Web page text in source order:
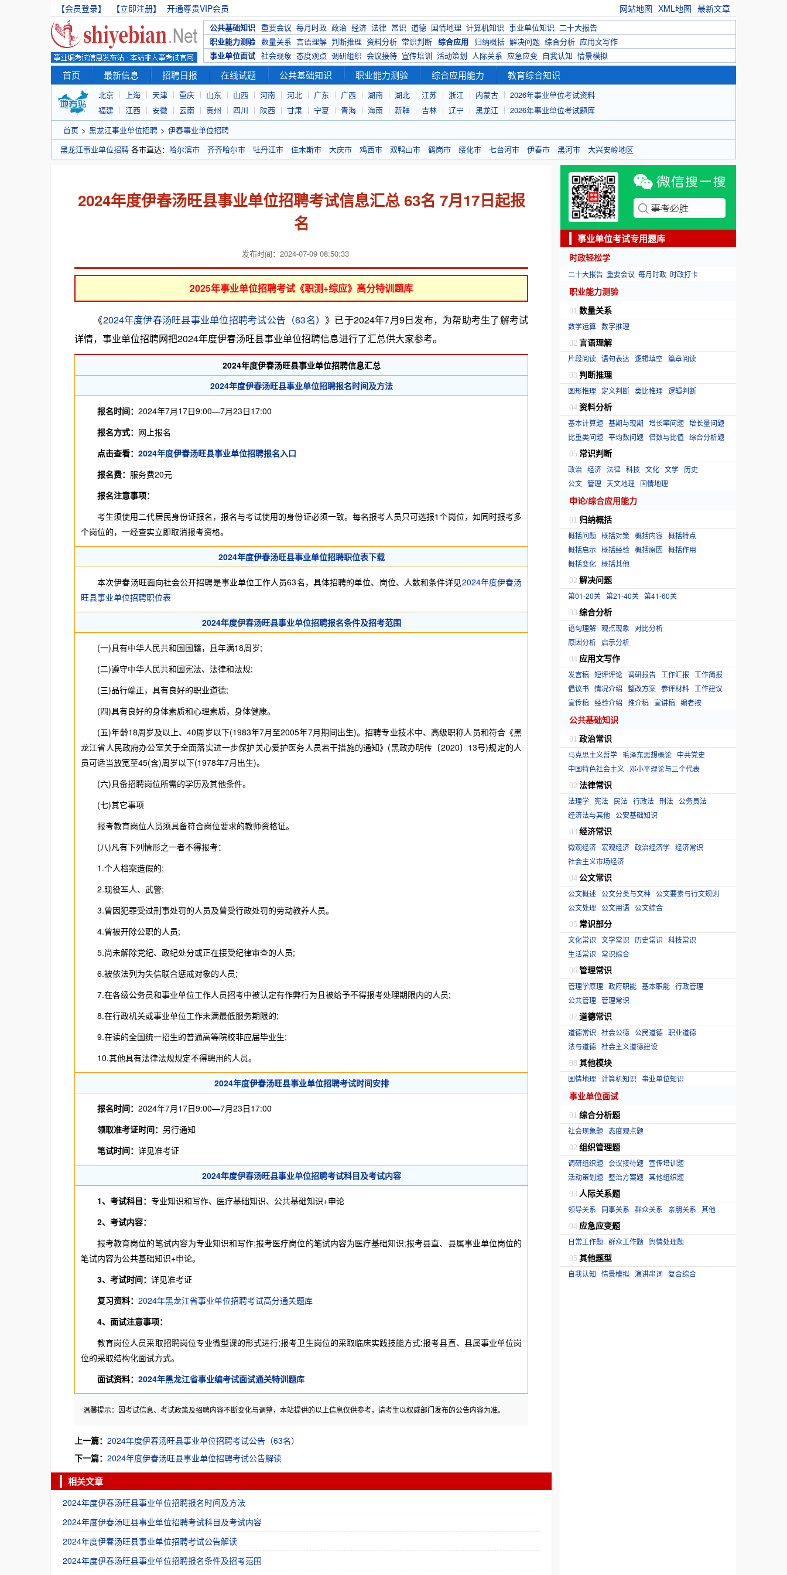
【会员登录】 【立即注册】 开通尊贵VIP会员 网站地图 XML地图 最新文章
公共基础知识 重要会议 每月时政 政治 经济 法律 常识 道德 国情地理 计算机知识 事业单位知识 二十大报告
职业能力测验 数量关系 言语理解 判断推理 资料分析 常识判断 综合应用 归纳概括 解决问题 综合分析 应用文写作
事业单位面试 社会现象 态度观点 调研组织 会议接待 宣传培训 活动策划 人际关系 应急应变 自我认知 情景模拟
首页 最新信息 招聘日报 在线试题 公共基础知识 职业能力测验 综合应用能力 教育综合知识
北京 上海 天津 重庆 山东 山西 河南 河北 广东 广西 湖南 湖北 江苏 浙江 内蒙古
2026年事业单位考试资料
福建
江西 安徽 云南 贵州 四川 陕西 甘肃 宁夏 青海 海南 新疆 吉林 辽宁 黑龙江
2026年事业单位考试题库
首页 > 黑龙江事业单位招聘 > 伊春事业单位招聘
黑龙江事业单位招聘 各市直达： 哈尔滨市 齐齐哈尔市 牡丹江市 佳木斯市 大庆市 鸡西市 双鸭山市 鹤岗市 绥化市 七台河市 伊春市 黑河市 大兴安岭地区
2024年度伊春汤旺县事业单位招聘考试信息汇总 63名 7月17日起报
名
发布时间：2024-07-09 08:50:33
2025年事业单位招聘考试《职测+综应》高分特训题库
《2024年度伊春汤旺县事业单位招聘考试公告（63名）》已于2024年7月9日发布，为帮助考生了解考试
详情，事业单位招聘网把2024年度伊春汤旺县事业单位招聘信息进行了汇总供大家参考。
2024年度伊春汤旺县事业单位招聘信息汇总
2024年度伊春汤旺县事业单位招聘报名时间及方法
报名时间： 2024年7月17日9:00—7月23日17:00
报名方式： 网上报名
点击查看： 2024年度伊春汤旺县事业单位招聘报名入口
报名费： 服务费20元
报名注意事项：
考生须使用二代居民身份证报名，报名与考试使用的身份证必须一致。每名报考人员只可选报1个岗位，如同时报考多
个岗位的，一经查实立即取消报考资格。
2024年度伊春汤旺县事业单位招聘职位表下载
本次伊春汤旺面向社会公开招聘是事业单位工作人员63名，具体招聘的单位、岗位、人数和条件详见2024年度伊春汤
旺县事业单位招聘职位表
2024年度伊春汤旺县事业单位招聘报名条件及招考范围
(一)具有中华人民共和国国籍，且年满18周岁;
(二)遵守中华人民共和国宪法、法律和法规;
(三)品行端正，具有良好的职业道德;
(四)具有良好的身体素质和心理素质，身体健康。
(五)年龄18周岁及以上、40周岁以下(1983年7月至2005年7月期间出生)。招聘专业技术中、高级职称人员和符合《黑
龙江省人民政府办公室关于全面落实进一步保护关心爱护医务人员若干措施的通知》(黑政办明传〔2020〕13号)规定的人
员可适当放宽至45(含)周岁以下(1978年7月出生)。
(六)具备招聘岗位所需的学历及其他条件。
(七)其它事项
报考教育岗位人员须具备符合岗位要求的教师资格证。
(八)凡有下列情形之一者不得报考：
1.个人档案造假的;
2.现役军人、武警;
3.曾因犯罪受过刑事处罚的人员及曾受行政处罚的劳动教养人员。
4.曾被开除公职的人员;
5.尚未解除党纪、政纪处分或正在接受纪律审查的人员;
6.被依法列为失信联合惩戒对象的人员;
7.在各级公务员和事业单位工作人员招考中被认定有作弊行为且被给予不得报考处理期限内的人员;
8.在行政机关或事业单位工作未满最低服务期限的;
9.在读的全国统一招生的普通高等院校非应届毕业生;
10.其他具有法律法规规定不得聘用的人员。
2024年度伊春汤旺县事业单位招聘考试时间安排
报名时间： 2024年7月17日9:00—7月23日17:00
领取准考证时间： 另行通知
笔试时间： 详见准考证
2024年度伊春汤旺县事业单位招聘考试科目及考试内容
1、考试科目： 专业知识和写作、医疗基础知识、公共基础知识+申论
2、考试内容：
报考教育岗位的笔试内容为专业知识和写作;报考医疗岗位的笔试内容为医疗基础知识;报考县直、县属事业单位岗位的
笔试内容为公共基础知识+申论。
3、考试时间： 详见准考证
复习资料： 2024年黑龙江省事业单位招聘考试高分通关题库
4、面试注意事项：
教育岗位人员采取招聘岗位专业微型课的形式进行;报考卫生岗位的采取临床实践技能方式;报考县直、县属事业单位岗
位的采取结构化面试方式。
面试资料： 2024年黑龙江省事业编考试面试通关特训题库
温馨提示：因考试信息、考试政策及招聘内容不断变化与调整，本站提供的以上信息仅供参考，请考生以权威部门发布的公告内容为准。
上一篇： 2024年度伊春汤旺县事业单位招聘考试公告（63名）
下一篇： 2024年度伊春汤旺县事业单位招聘考试公告解读
相关文章
2024年度伊春汤旺县事业单位招聘报名时间及方法
2024年度伊春汤旺县事业单位招聘考试科目及考试内容
2024年度伊春汤旺县事业单位招聘考试公告解读
2024年度伊春汤旺县事业单位招聘报名条件及招考范围
事业单位考试专用题库
时政轻松学
二十大报告 重要会议 每月时政 时政打卡
职业能力测验
01 数量关系
数学运算 数字推理
02 言语理解
片段阅读 语句表达 逻辑填空 篇章阅读
03 判断推理
图形推理 定义判断 类比推理 逻辑判断
04 资料分析
基本计算题 基期与现期 增长率问题 增长量问题
比重类问题 平均数问题 倍数与比值 综合分析题
05 常识判断
政治 经济 法律 科技 文化 文学 历史
公文 管理 天文地理 国情地理
申论/综合应用能力
01 归纳概括
概括问题 概括对策 概括内容 概括特点
概括启示 概括经验 概括原因 概括作用
概括变化 概括其他
02 解决问题
第01-20关 第21-40关 第41-60关
03 综合分析
语句理解 观点现象 对比分析
原因分析 启示分析
04 应用文写作
发言稿 短评评论 调研报告 工作汇报
工作简报
倡议书 情况介绍 整改方案 参评材料 工作建议
宣传稿 经验介绍 推介稿 宣讲稿 编者按
公共基础知识
01 政治常识
马克思主义哲学 毛泽东思想概论 中共党史
中国特色社会主义 邓小平理论与三个代表
02 法律常识
法理学 宪法 民法 行政法 刑法 公务员法
经济法与其他 公安基础知识
03 经济常识
微观经济 宏观经济 政治经济学 经济常识
社会主义市场经济
04 公文常识
公文概述 公文分类与文种 公文要素与行文规则
公文处理 公文用语 公文综合
05 常识部分
文化常识 文学常识 历史常识 科技常识
生活常识
常识综合
06 管理常识
管理学原理 政府职能 基本职能 行政管理
公共管理 管理常识
07 道德常识
道德常识 社会公德 公民道德 职业道德
法与道德 社会主义道德建设
08 其他模块
国情地理 计算机知识 事业单位知识
事业单位面试
01 综合分析题
社会现象题 态度观点题
02 组织管理题
调研组织题 会议接待题 宣传培训题
活动策划题 整治方案题 其他组织题
03 人际关系题
领导关系 同事关系 群众关系 亲朋关系 其他
04 应急应变题
日常工作题 群众工作题 舆情处理题
05 其他题型
自我认知 情景模拟 演讲串词 复合综合